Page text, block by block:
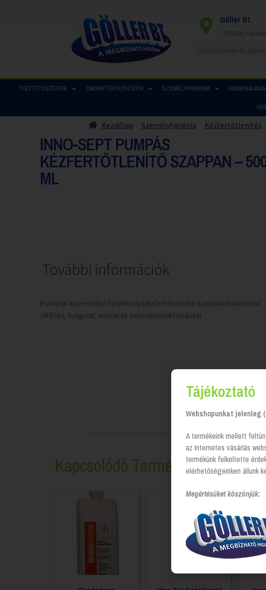
Göller Bt.
7754 Bóly, Fáy
TISZTÍTÓSZEREK TAKARÍTÓESZKÖZÖK SZEMÉLYHIGIÉNIA HIGIÉNIAI
Kezdőlap Személyhigiénia Kézfertőtlenítés
INNO-SEPT PUMPÁS
KÉZFERTŐTLENÍTŐ SZAPPAN –
ML
További információk
Pumpás kiszerelésű folyékony kézfertőtlenítő szappan baktericid
(MRSA), fungicid, virucid és tuberkulocid hatással.
Kapcsolódó Termékek
Tájékoztató
Webshopunkat
A termékeink mellett
az Internetes vásárlás
termékünk felkeltette
elérhetőségeinken állunk
Megértésüket köszönjük: